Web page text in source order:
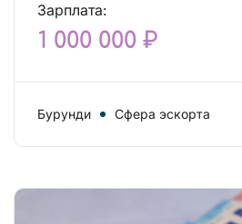
Зарплата:
1 000 000 ₽
Бурунди Сфера эскорта